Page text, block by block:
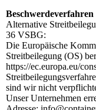
Beschwerdeverfahren
Alternative
36 VSBG:
Die Europäische
Streitbeilegung (OS)
https://ec.europa.eu/
sind wir nicht
Unser Unternehmen